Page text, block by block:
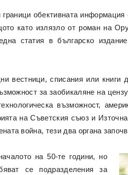
обективната
като излязло от роман на
статия в българско
вестници, списания или книги
за заобикаляне на
възможност,
на Съветския съюз и
война, тези два органа
на 50-те години, но
се подразделения за